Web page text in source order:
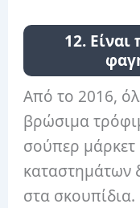
12.
Από το 2016,
βρώσιμα
σούπερ μάρκετ
καταστημάτων
στα σκουπίδια.